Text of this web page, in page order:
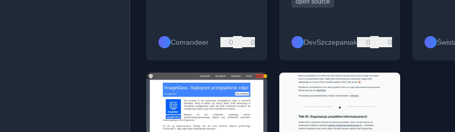
Comandeer 0 0
open source
DevSzczepaniak 0 0